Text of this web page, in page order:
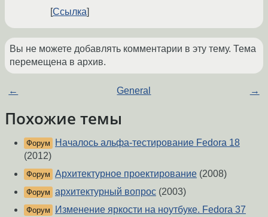
Ссылка
Вы не можете добавлять комментарии в эту тему. Тема
перемещена в архив.
← General →
Похожие темы
Форум
Началось альфа-тестирование Fedora 18
(2012)
Форум Архитектурное проектирование (2008)
Форум архитектурный вопрос (2003)
Форум Изменение яркости на ноутбуке. Fedora 37